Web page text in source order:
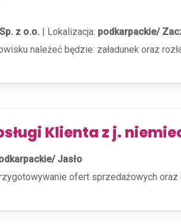
z o.o. | Lokalizacja: podkarpackie/
należeć będzie: załadunek oraz
Klienta z j.
Jasło
ofert sprzedażowych